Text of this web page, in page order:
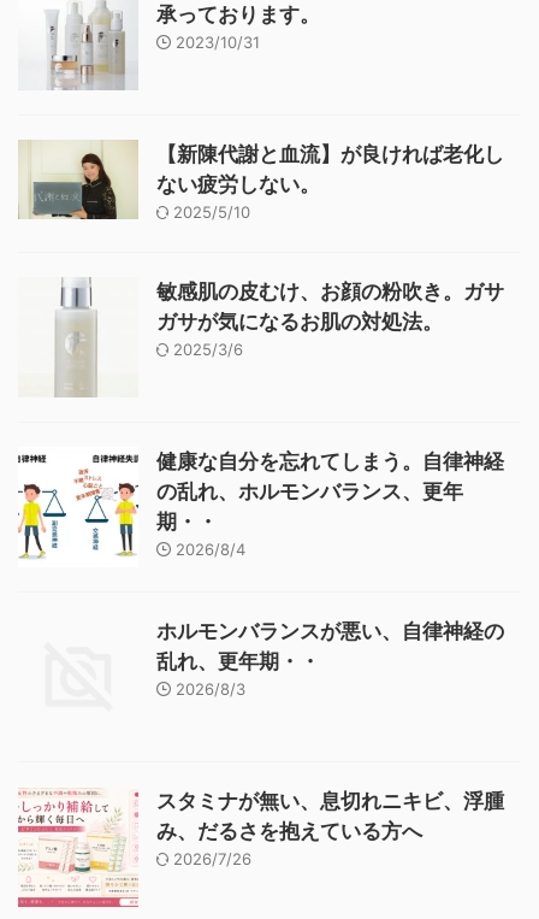
承っております。
2023/10/31
【新陳代謝と血流】が良ければ老化し
ない疲労しない。
2025/5/10
敏感肌の皮むけ、お顔の粉吹き。ガサ
ガサが気になるお肌の対処法。
2025/3/6
健康な自分を忘れてしまう。自律神経
の乱れ、ホルモンバランス、更年
期・・
2026/8/4
ホルモンバランスが悪い、自律神経の
乱れ、更年期・・
2026/8/3
スタミナが無い、息切れニキビ、浮腫
み、だるさを抱えている方へ
2026/7/26